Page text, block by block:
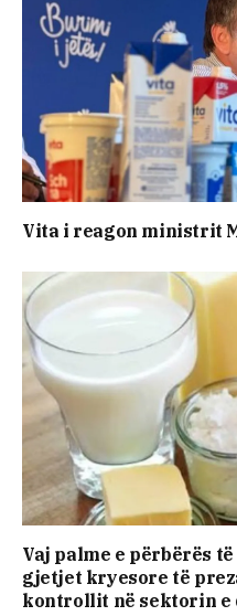
Vita i reagon ministrit
Vaj palme e përbërës
gjetjet kryesore të
kontrollit në sektorin e